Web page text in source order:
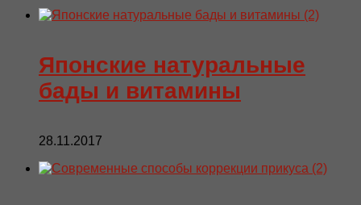
Японские натуральные
бады и витамины
28.11.2017